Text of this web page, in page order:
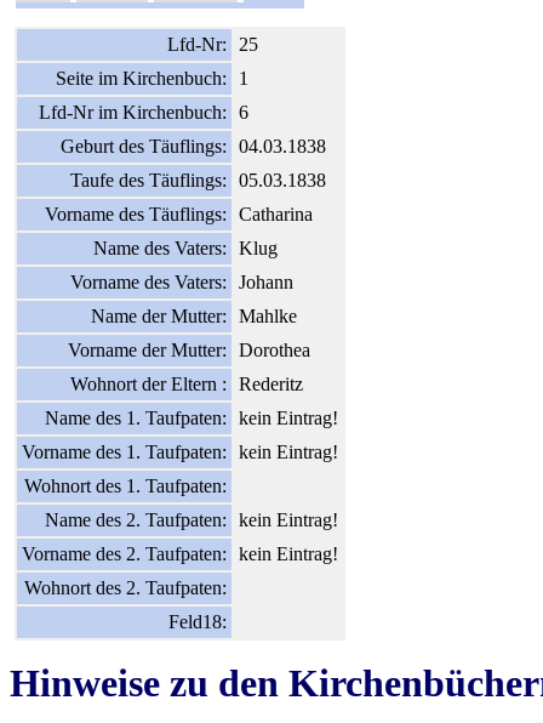
Lfd-Nr:
25
Seite im Kirchenbuch:
1
Lfd-Nr im Kirchenbuch:
6
Geburt des Täuflings:
04.03.1838
Taufe des Täuflings:
05.03.1838
Vorname des Täuflings:
Catharina
Name des Vaters:
Klug
Vorname des Vaters:
Johann
Name der Mutter:
Mahlke
Vorname der Mutter:
Dorothea
Wohnort der Eltern :
Rederitz
Name des 1. Taufpaten:
kein Eintrag!
Vorname des 1. Taufpaten:
kein Eintrag!
Wohnort des 1. Taufpaten:
Name des 2. Taufpaten:
kein Eintrag!
Vorname des 2. Taufpaten:
kein Eintrag!
Wohnort des 2. Taufpaten:
Feld18:
Hinweise zu den